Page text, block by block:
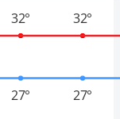
27°
32°
27°
32°